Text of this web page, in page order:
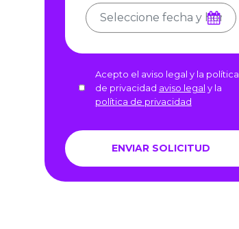
Acepto el aviso legal y la política
de privacidad aviso legal y la
política de privacidad